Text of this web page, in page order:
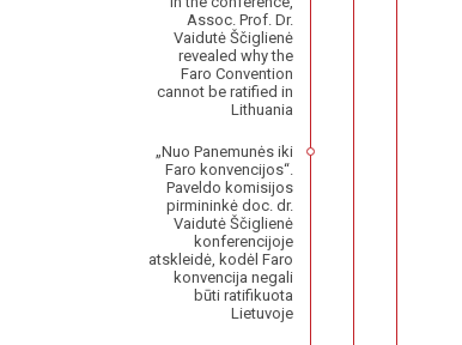
Assoc. Prof. Dr.
Vaidutė Ščiglienė
revealed why the
Faro Convention
cannot be ratified in
Lithuania
„Nuo Panemunės iki
Faro konvencijos“.
Paveldo komisijos
pirmininkė doc. dr.
Vaidutė Ščiglienė
konferencijoje
atskleidė, kodėl Faro
konvencija negali
būti ratifikuota
Lietuvoje